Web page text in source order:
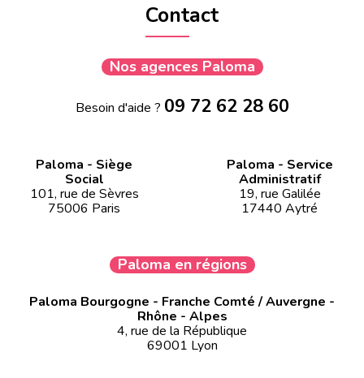
Contact
Nos agences Paloma
Besoin d'aide ? 09 72 62 28 60
Paloma - Siège
Social
101, rue de Sèvres
75006 Paris
Paloma - Service
Administratif
19, rue Galilée
17440 Aytré
Paloma en régions
Paloma Bourgogne - Franche Comté / Auvergne -
Rhône - Alpes
4, rue de la République
69001 Lyon